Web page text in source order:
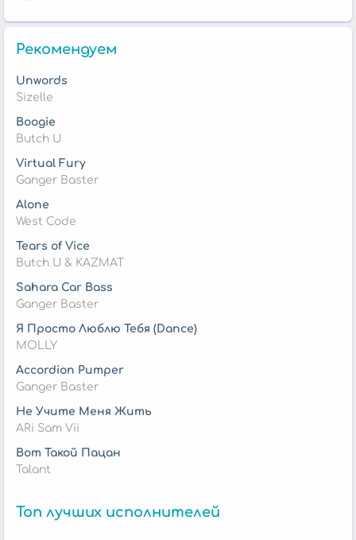
Рекомендуем
Unwords
Sizelle
Boogie
Butch U
Virtual Fury
Ganger Baster
Alone
West Code
Tears of Vice
Butch U & KAZMAT
Sahara Car Bass
Ganger Baster
Я Просто Люблю Тебя (Dance)
MOLLY
Accordion Pumper
Ganger Baster
Не Учите Меня Жить
ARi Sam Vii
Вот Такой Пацан
Talant
Топ лучших исполнителей